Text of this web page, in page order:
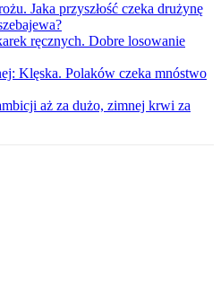
Jaka przyszłość czeka drużynę
ręcznych. Dobre losowanie
Klęska. Polaków czeka mnóstwo
aż za dużo, zimnej krwi za